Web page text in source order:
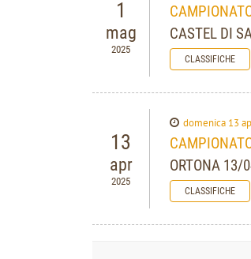
1
mag
2025
CASTEL DI
CLASSIFICHE
13
apr
2025
domenica 13
ORTONA 13/
CLASSIFICHE